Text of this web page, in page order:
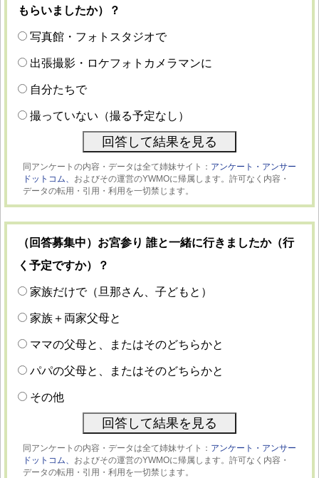
もらいましたか）？
写真館・フォトスタジオで
出張撮影・ロケフォトカメラマンに
自分たちで
撮っていない（撮る予定なし）
同アンケートの内容・データは全て姉妹サイト： アンケート・アンサー
ドットコム、 およびその運営のYWMOに帰属します。許可なく内容・
データの転用・引用・利用を一切禁じます。
（回答募集中）お宮参り 誰と一緒に行きましたか（行
く予定ですか）？
家族だけで（旦那さん、子どもと）
家族＋両家父母と
ママの父母と、またはそのどちらかと
パパの父母と、またはそのどちらかと
その他
同アンケートの内容・データは全て姉妹サイト： アンケート・アンサー
ドットコム、 およびその運営のYWMOに帰属します。許可なく内容・
データの転用・引用・利用を一切禁じます。